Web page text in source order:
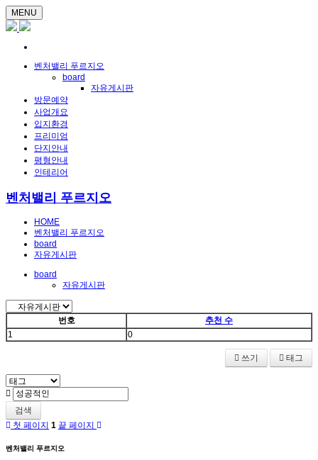
MENU
벤처밸리 푸르지오
board
자유게시판
방문예약
사업개요
입지환경
프리미엄
단지안내
평형안내
인테리어
벤처밸리 푸르지오
HOME
벤처밸리 푸르지오
board
자유게시판
board
자유게시판
번호
추천 수
1
0
쓰기 태그
검색
첫 페이지 1 끝 페이지
벤처밸리 푸르지오